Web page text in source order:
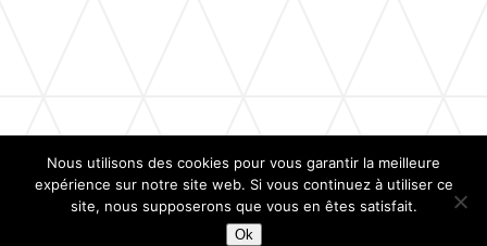
Nous utilisons des cookies pour vous garantir la meilleure
expérience sur notre site web. Si vous continuez à utiliser ce
site, nous supposerons que vous en êtes satisfait.
Ok